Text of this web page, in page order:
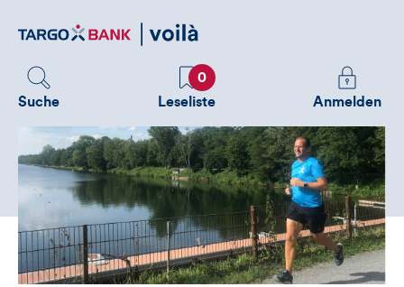
zum
Suche
Favoriten
0
Leseliste
Melden
Sie
an
um
zusätzliche
zu
sehen
Anmelden